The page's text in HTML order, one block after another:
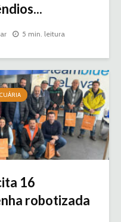
5 min. leitura
16
robotizada